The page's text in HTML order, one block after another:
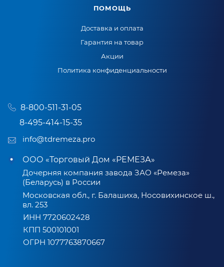
ПОМОЩЬ
Доставка и оплата
Гарантия на товар
Акции
Политика конфиденциальности
8-800-511-31-05
8-495-414-15-35
info@tdremeza.pro
ООО «Торговый Дом «РЕМЕЗА»
Дочерняя компания завода ЗАО «Ремеза»
(Беларусь) в России
Московская обл., г. Балашиха, Носовихинское ш.,
вл. 253
ИНН 7720602428
КПП 500101001
ОГРН 1077763870667